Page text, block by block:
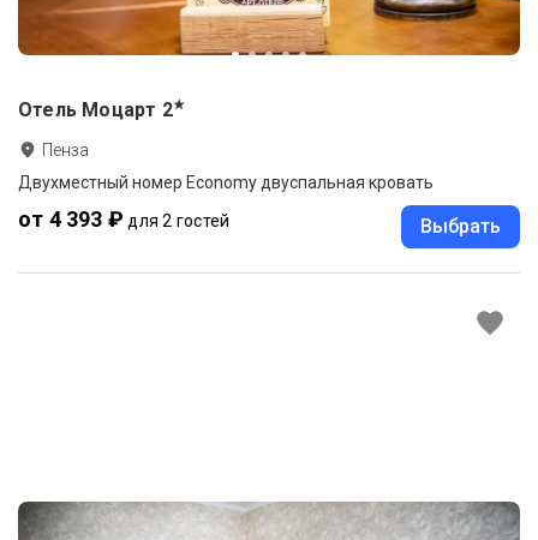
Отель Моцарт 2★
Пенза
Двухместный номер Economy двуспальная кровать
от 4 393 ₽ для 2 гостей Выбрать